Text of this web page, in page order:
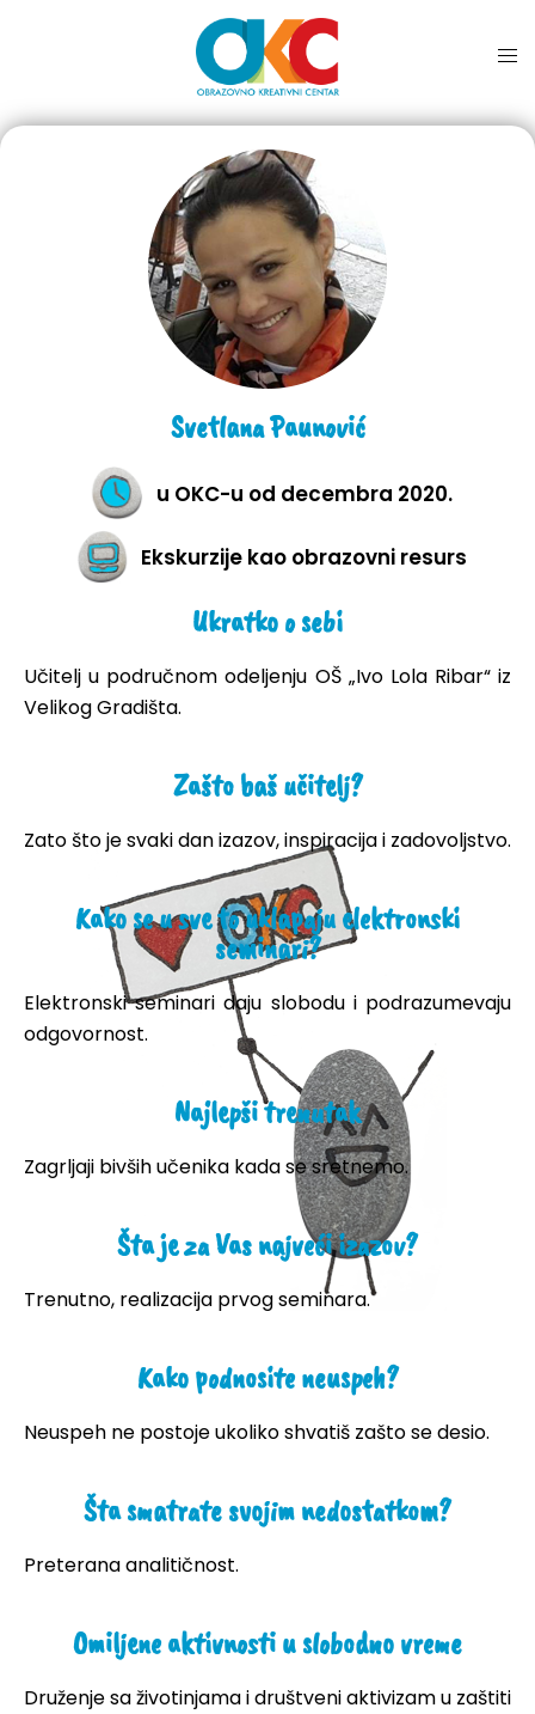
Svetlana Paunović
u OKC-u od decembra 2020.
Ekskurzije kao obrazovni resurs
Ukratko o sebi
Učitelj u područnom odeljenju OŠ „Ivo Lola Ribar“ iz
Velikog Gradišta.
Zašto baš učitelj?
Zato što je svaki dan izazov, inspiracija i zadovoljstvo.
Kako se u sve to uklapaju elektronski
seminari?
Elektronski seminari daju slobodu i podrazumevaju
odgovornost.
Najlepši trenutak
Zagrljaji bivših učenika kada se sretnemo.
Šta je za Vas najveći izazov?
Trenutno, realizacija prvog seminara.
Kako podnosite neuspeh?
Neuspeh ne postoje ukoliko shvatiš zašto se desio.
Šta smatrate svojim nedostatkom?
Preterana analitičnost.
Omiljene aktivnosti u slobodno vreme
Druženje sa životinjama i društveni aktivizam u zaštiti